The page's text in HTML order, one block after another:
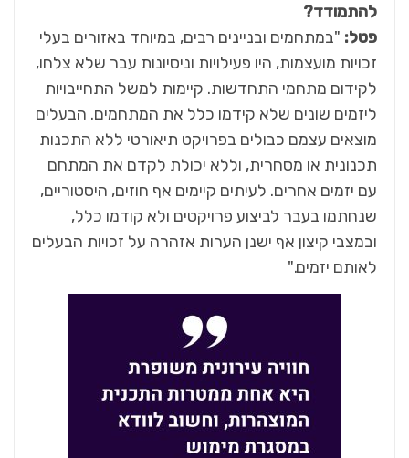
להתמודד?
פטל: "במתחמים ובניינים רבים, במיוחד באזורים בעלי
זכויות מועצמות, היו פעילויות וניסיונות עבר שלא צלחו,
לקידום מתחמי התחדשות. קיימות למשל התחייבויות
ליזמים שונים שלא קידמו כלל את המתחמים. הבעלים
מוצאים עצמם כבולים בפרויקט תיאורטי ללא התכנות
תכנונית או מסחרית, וללא יכולת לקדם את המתחם
עם יזמים אחרים. לעיתים קיימים אף חוזים, היסטוריים,
שנחתמו בעבר לביצוע פרויקטים ולא קודמו כלל,
ובמצבי קיצון אף ישנן הערות אזהרה על זכויות הבעלים
לאותם יזמים."